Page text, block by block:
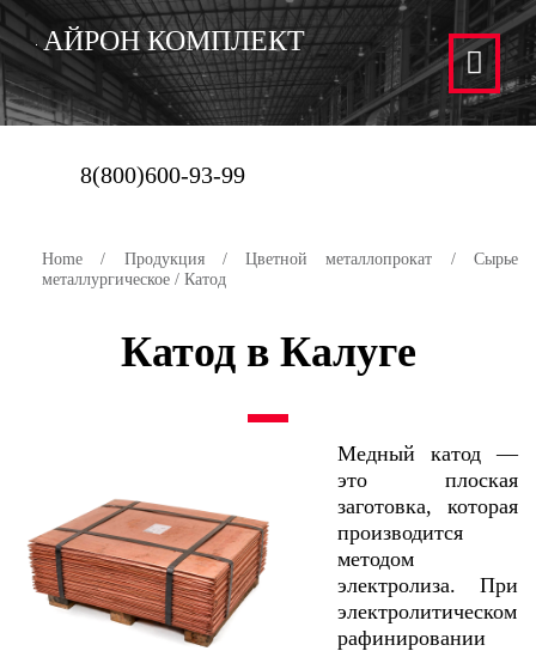
АЙРОН КОМПЛЕКТ
8(800)600-93-99
Home / Продукция/Цветной металлопрокат /Сырье
металлургическое / Катод
Катод в Калуге
Медный катод —
это плоская
заготовка, которая
производится
методом
электролиза. При
электролитическом
рафинировании